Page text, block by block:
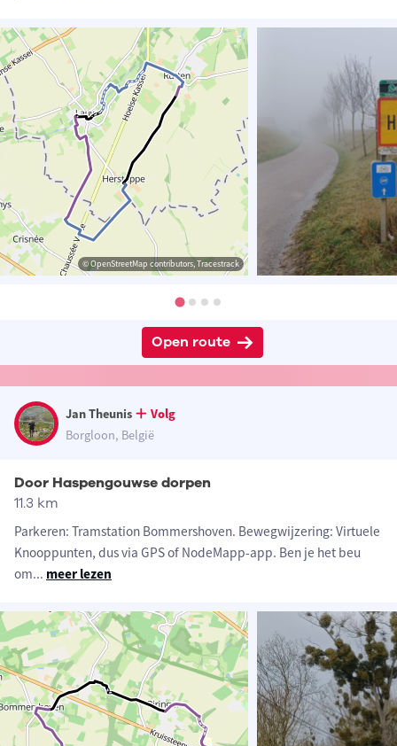
© OpenStreetMap contributors, Tracestrack
Open route
Jan Theunis
Volg
Borgloon, België
Door Haspengouwse dorpen
11.3 km
Parkeren: Tramstation Bommershoven. Bewegwijzering: Virtuele
Knooppunten, dus via GPS of NodeMapp-app. Ben je het beu
om... meer lezen